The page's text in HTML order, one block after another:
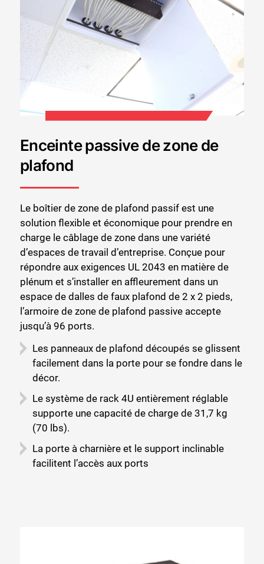
Enceinte passive de zone de
plafond
Le boîtier de zone de plafond passif est une
solution flexible et économique pour prendre en
charge le câblage de zone dans une variété
d’espaces de travail d’entreprise. Conçue pour
répondre aux exigences UL 2043 en matière de
plénum et s’installer en affleurement dans un
espace de dalles de faux plafond de 2 x 2 pieds,
l’armoire de zone de plafond passive accepte
jusqu’à 96 ports.
Les panneaux de plafond découpés se glissent
facilement dans la porte pour se fondre dans le
décor.
Le système de rack 4U entièrement réglable
supporte une capacité de charge de 31,7 kg
(70 lbs).
La porte à charnière et le support inclinable
facilitent l’accès aux ports